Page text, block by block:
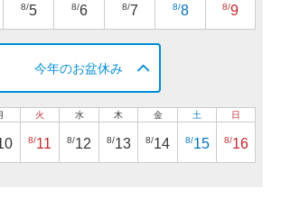
8/5 8/6 8/7 8/8 8/9
今年のお盆休み
火
8/11
水
8/12
木
8/13
金
8/14
土
8/15
日
8/16